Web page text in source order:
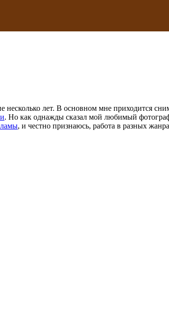
лет. В основном мне приходится
. Но как однажды сказал мой любимый
, и честно признаюсь, работа в разных